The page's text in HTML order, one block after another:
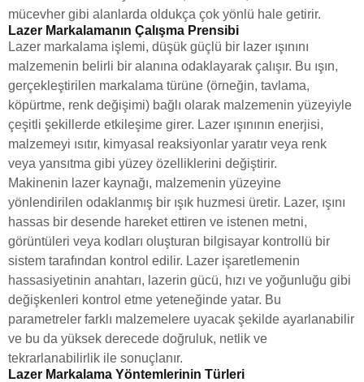
mücevher gibi alanlarda oldukça çok yönlü hale getirir.
Lazer Markalamanın Çalışma Prensibi
Lazer markalama işlemi, düşük güçlü bir lazer ışınını
malzemenin belirli bir alanına odaklayarak çalışır. Bu ışın,
gerçekleştirilen markalama türüne (örneğin, tavlama,
köpürtme, renk değişimi) bağlı olarak malzemenin yüzeyiyle
çeşitli şekillerde etkileşime girer. Lazer ışınının enerjisi,
malzemeyi ısıtır, kimyasal reaksiyonlar yaratır veya renk
veya yansıtma gibi yüzey özelliklerini değiştirir.
Makinenin lazer kaynağı, malzemenin yüzeyine
yönlendirilen odaklanmış bir ışık huzmesi üretir. Lazer, ışını
hassas bir desende hareket ettiren ve istenen metni,
görüntüleri veya kodları oluşturan bilgisayar kontrollü bir
sistem tarafından kontrol edilir. Lazer işaretlemenin
hassasiyetinin anahtarı, lazerin gücü, hızı ve yoğunluğu gibi
değişkenleri kontrol etme yeteneğinde yatar. Bu
parametreler farklı malzemelere uyacak şekilde ayarlanabilir
ve bu da yüksek derecede doğruluk, netlik ve
tekrarlanabilirlik ile sonuçlanır.
Lazer Markalama Yöntemlerinin Türleri